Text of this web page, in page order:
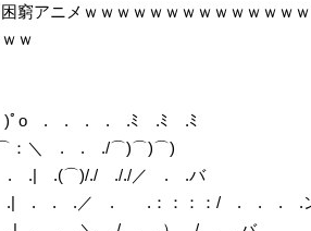
窮アニメｗｗｗｗｗｗｗｗｗｗｗｗｗ
ｗ
）)ﾟo . . . . .ﾐ .ﾐ .ﾐ
⌒：＼ . . ./⌒)⌒)⌒)
.(⌒)/./ ././／ . .バ
. . .／ .ゝ .：：：：/ . . . .